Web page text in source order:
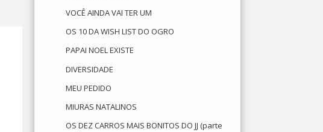
VOCÊ AINDA VAI TER UM
OS 10 DA WISH LIST DO OGRO
PAPAI NOEL EXISTE
DIVERSIDADE
MEU PEDIDO
MIURAS NATALINOS
OS DEZ CARROS MAIS BONITOS DO JJ (parte